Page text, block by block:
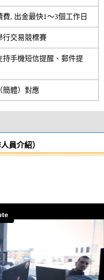
費, 出金最快1～3個工作日
行交易競標賽
持手機短信提醒、郵件提
簡體）對應
員介紹）